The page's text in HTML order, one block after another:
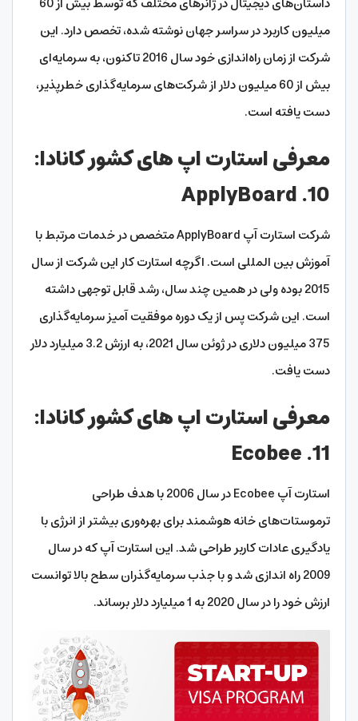
میلیون کاربرد در سراسر جهان نوشته شده، تخصص دارد. این
شرکت از زمان راه‌اندازی خود سال 2016 تا‌کنون، به سرمایه‌ای
بیش از 60 میلیون دلار از شرکت‌های سرمایه‌گذاری خطرپذیر،
دست یافته است.
معرفی استارت اپ های کشور کانادا:
10. ApplyBoard
شرکت استارت آپ ApplyBoard متخصص در خدمات مرتبط با
آموزش بین المللی است. اگرچه استارت کار این شرکت از سال
2015 بوده ولی در همین چند سال، رشد قابل توجهی داشته
است. این شرکت پس از یک دوره موفقیت آمیز سرمایه‌گذاری
375 میلیون دلاری در ژوئن سال 2021، به ارزش 3.2 میلیارد دلار
دست یافت.
معرفی استارت اپ های کشور کانادا:
11. Ecobee
استارت آپ Ecobee در سال 2006 با هدف طراحی
ترموستات‌های خانه هوشمند برای بهره‌وری بیشتر از انرژی با
یادگیری عادات کاربر طراحی شد. این استارت آپ که در سال
2009 راه اندازی شد و با جذب سرمایه‌گذران سطح بالا توانست
ارزش خود را در سال 2020 به 1 میلیارد دلار برساند.